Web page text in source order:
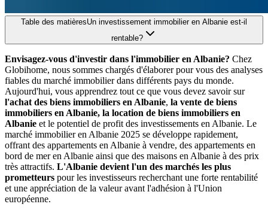
Table des matièresUn investissement immobilier en Albanie est-il
rentable?
Envisagez-vous d'investir dans l'immobilier en Albanie? Chez
Globihome, nous sommes chargés d'élaborer pour vous des analyses
fiables du marché immobilier dans différents pays du monde.
Aujourd'hui, vous apprendrez tout ce que vous devez savoir sur
l'achat des biens immobiliers en Albanie, la vente de biens
immobiliers en Albanie, la location de biens immobiliers en
Albanie et le potentiel de profit des investissements en Albanie. Le
marché immobilier en Albanie 2025 se développe rapidement,
offrant des appartements en Albanie à vendre, des appartements en
bord de mer en Albanie ainsi que des maisons en Albanie à des prix
très attractifs. L'Albanie devient l'un des marchés les plus
prometteurs pour les investisseurs recherchant une forte rentabilité
et une appréciation de la valeur avant l'adhésion à l'Union
européenne.